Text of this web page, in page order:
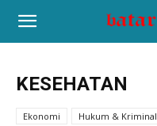
KESEHATAN
Ekonomi Hukum & Kriminal